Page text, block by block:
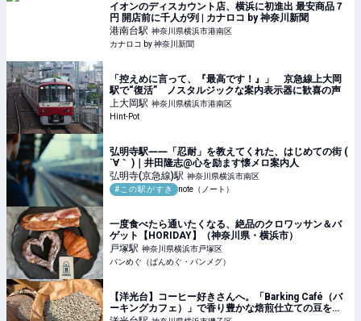
イオンのディスカウント店、横浜に初進出 最安商品７
円 開店前に千人が列 | カナロコ by 神奈川新聞
港南台駅 神奈川県横浜市港南区
カナロコ by 神奈川新聞
「控えめに言って、『最高です！』」 京急線上大岡
駅で“復活” ノスタルジックな案内表示器に歓喜の声
上大岡駅 神奈川県横浜市港南区
Hint-Pot
弘明寺駅――「忍耐」を教えてくれた、はじめての街 (
´∀｀ )｜井田隆志@心を励ます懐メロ案内人
弘明寺(京急線)駅 神奈川県横浜市南区
#この駅がすき
note（ノート）
一度食べたら通いたくなる、絶品のクロワッサン＆バ
ゲット【HORIDAY】（神奈川県・横浜市）
戸塚駅 神奈川県横浜市戸塚区
パンめぐ（ぱんめぐ・パンメグ）
【洋光台】コーヒー好きさんへ。「Barking Café（バ
ーキングカフェ）」で香り豊かな焙煎仕立ての豆をど